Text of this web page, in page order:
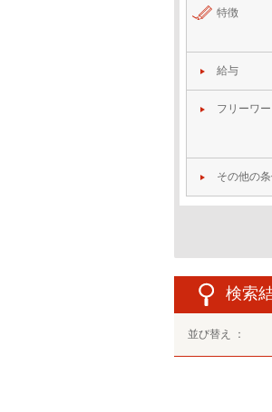
特徴
給与
フリーワ
その他の
検索
並び替え ：